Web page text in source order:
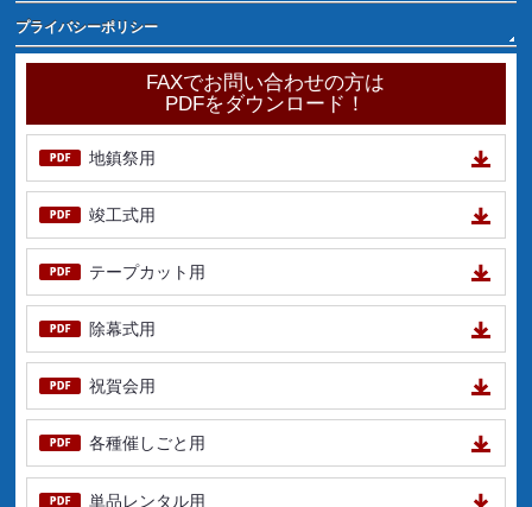
プライバシーポリシー
FAXでお問い合わせの方は
PDFをダウンロード！
地鎮祭用
竣工式用
テープカット用
除幕式用
祝賀会用
各種催しごと用
単品レンタル用